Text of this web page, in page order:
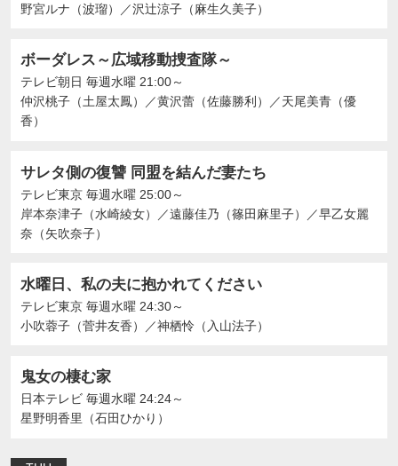
野宮ルナ（波瑠）
／沢辻涼子（麻生久美子）
ボーダレス～広域移動捜査隊～
テレビ朝日 毎週水曜 21:00～
仲沢桃子（土屋太鳳）
／黄沢蕾（佐藤勝利） ／天尾美青（優
香）
サレタ側の復讐 同盟を結んだ妻たち
テレビ東京 毎週水曜 25:00～
岸本奈津子（水崎綾女）
／遠藤佳乃（篠田麻里子） ／早乙女麗
奈（矢吹奈子）
水曜日、私の夫に抱かれてください
テレビ東京 毎週水曜 24:30～
⼩吹蓉⼦（菅井友香）
／神栖怜（入山法子）
鬼女の棲む家
日本テレビ 毎週水曜 24:24～
星野明香里（石田ひかり）